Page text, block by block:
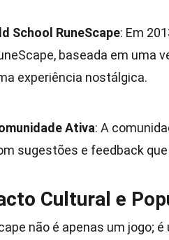
School RuneScape: Em
baseada em uma
experiência nostálgica.
Ativa: A
sugestões e feedback
Cultural e
não é apenas um jogo;